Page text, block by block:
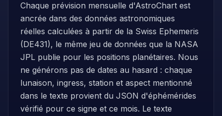
Chaque prévision mensuelle d'AstroChart est
ancrée dans des données astronomiques
réelles calculées à partir de la Swiss Ephemeris
(DE431), le même jeu de données que la NASA
JPL publie pour les positions planétaires. Nous
ne générons pas de dates au hasard : chaque
lunaison, ingress, station et aspect mentionné
dans le texte provient du JSON d'éphémérides
vérifié pour ce signe et ce mois. Le texte